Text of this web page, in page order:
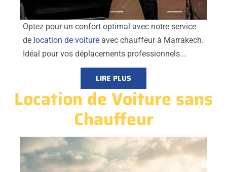
Optez pour un confort optimal avec notre service
de location de voiture avec chauffeur à Marrakech.
Idéal pour vos déplacements professionnels...
LIRE PLUS
Location de Voiture sans
Chauffeur